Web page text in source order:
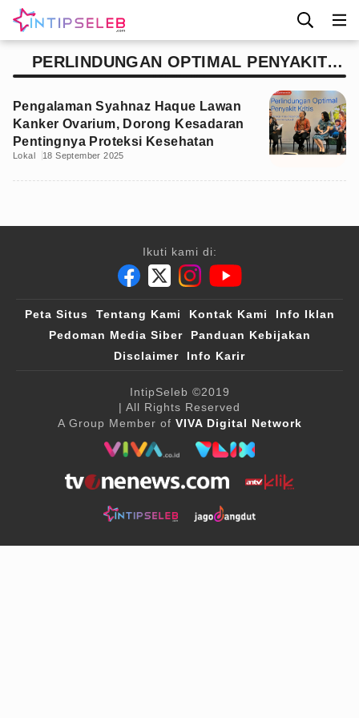
PERLINDUNGAN OPTIMAL PENYAKIT
KRITIS
Pengalaman Syahnaz Haque Lawan
Kanker Ovarium, Dorong Kesadaran
Pentingnya Proteksi Kesehatan
Lokal 18 September 2025
Ikuti kami di:
Peta Situs Tentang Kami Kontak Kami
Info Iklan
Pedoman Media Siber
Panduan Kebijakan
Disclaimer
Info Karir
IntipSeleb ©2019
| All Rights Reserved
A Group Member of VIVA Digital Network